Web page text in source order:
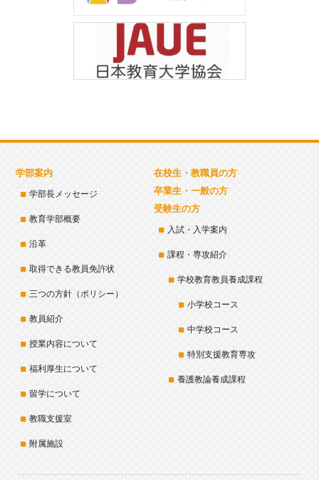
学部案内
学部長メッセージ
教育学部概要
沿革
取得できる教員免許状
三つの方針（ポリシー）
教員紹介
授業内容について
福利厚生について
留学について
教職支援室
附属施設
在校生・教職員の方
卒業生・一般の方
受験生の方
入試・入学案内
課程・専攻紹介
学校教育教員養成課程
小学校コース
中学校コース
特別支援教育専攻
養護教論養成課程